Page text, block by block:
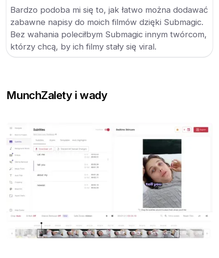
Bardzo podoba mi się to, jak łatwo można dodawać
zabawne napisy do moich filmów dzięki Submagic.
Bez wahania poleciłbym Submagic innym twórcom,
którzy chcą, by ich filmy stały się viral.
MunchZalety i wady